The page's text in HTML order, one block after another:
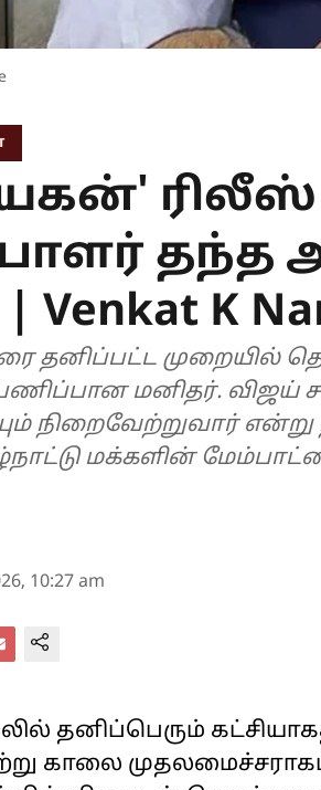
ரிலீஸ்
தந்த
Venkat K
தனிப்பட்ட முறையில்
மனிதர். விஜய்
நிறைவேற்றுவார்
மக்களின்
10:27 am
தனிப்பெரும்
காலை முதலமைச்சராகப்